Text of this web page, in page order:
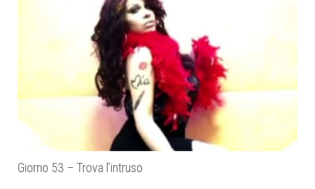
Giorno 53 – Trova l’intruso